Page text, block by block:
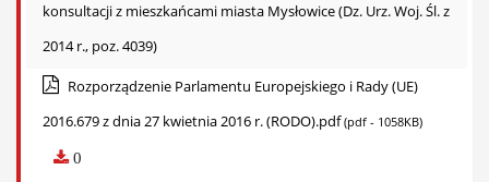
konsultacji z mieszkańcami miasta Mysłowice (Dz. Urz. Woj. Śl. z
2014 r., poz. 4039)
Rozporządzenie Parlamentu Europejskiego i Rady (UE)
2016.679 z dnia 27 kwietnia 2016 r. (RODO).pdf(pdf - 1058KB)
0